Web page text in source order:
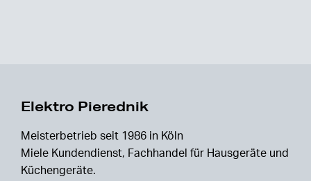
Elektro Pierednik
Meisterbetrieb seit 1986 in Köln
Miele Kundendienst, Fachhandel für Hausgeräte und
Küchengeräte.